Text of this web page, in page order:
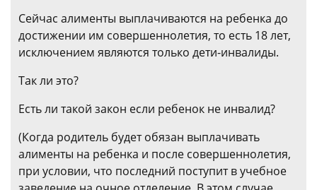
Сейчас алименты выплачиваются на ребенка до
достижении им совершеннолетия, то есть 18 лет,
исключением являются только дети-инвалиды.
Так ли это?
Есть ли такой закон если ребенок не инвалид?
(Когда родитель будет обязан выплачивать
алименты на ребенка и после совершеннолетия,
при условии, что последний поступит в учебное